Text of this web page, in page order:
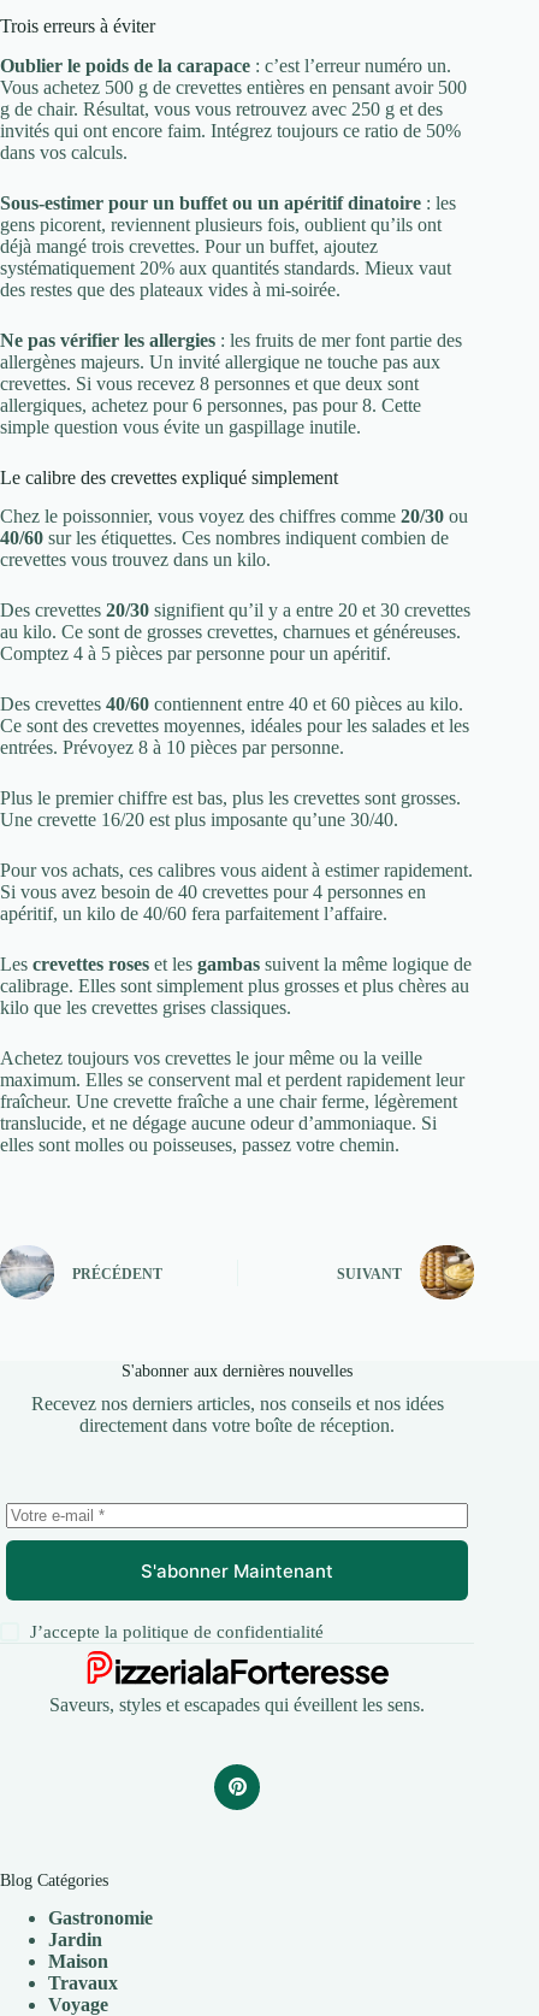
Trois erreurs à éviter
Oublier le poids de la carapace : c’est l’erreur numéro un.
Vous achetez 500 g de crevettes entières en pensant avoir 500
g de chair. Résultat, vous vous retrouvez avec 250 g et des
invités qui ont encore faim. Intégrez toujours ce ratio de 50%
dans vos calculs.
Sous-estimer pour un buffet ou un apéritif dinatoire : les
gens picorent, reviennent plusieurs fois, oublient qu’ils ont
déjà mangé trois crevettes. Pour un buffet, ajoutez
systématiquement 20% aux quantités standards. Mieux vaut
des restes que des plateaux vides à mi-soirée.
Ne pas vérifier les allergies : les fruits de mer font partie des
allergènes majeurs. Un invité allergique ne touche pas aux
crevettes. Si vous recevez 8 personnes et que deux sont
allergiques, achetez pour 6 personnes, pas pour 8. Cette
simple question vous évite un gaspillage inutile.
Le calibre des crevettes expliqué simplement
Chez le poissonnier, vous voyez des chiffres comme 20/30 ou
40/60 sur les étiquettes. Ces nombres indiquent combien de
crevettes vous trouvez dans un kilo.
Des crevettes 20/30 signifient qu’il y a entre 20 et 30 crevettes
au kilo. Ce sont de grosses crevettes, charnues et généreuses.
Comptez 4 à 5 pièces par personne pour un apéritif.
Des crevettes 40/60 contiennent entre 40 et 60 pièces au kilo.
Ce sont des crevettes moyennes, idéales pour les salades et les
entrées. Prévoyez 8 à 10 pièces par personne.
Plus le premier chiffre est bas, plus les crevettes sont grosses.
Une crevette 16/20 est plus imposante qu’une 30/40.
Pour vos achats, ces calibres vous aident à estimer rapidement.
Si vous avez besoin de 40 crevettes pour 4 personnes en
apéritif, un kilo de 40/60 fera parfaitement l’affaire.
Les crevettes roses et les gambas suivent la même logique de
calibrage. Elles sont simplement plus grosses et plus chères au
kilo que les crevettes grises classiques.
Achetez toujours vos crevettes le jour même ou la veille
maximum. Elles se conservent mal et perdent rapidement leur
fraîcheur. Une crevette fraîche a une chair ferme, légèrement
translucide, et ne dégage aucune odeur d’ammoniaque. Si
elles sont molles ou poisseuses, passez votre chemin.
PRÉCÉDENT SUIVANT
S'abonner aux dernières nouvelles
Recevez nos derniers articles, nos conseils et nos idées
directement dans votre boîte de réception.
S'abonner Maintenant
J’accepte lapolitique de confidentialité
Saveurs, styles et escapades qui éveillent les sens.
Blog Catégories
Gastronomie
Jardin
Maison
Travaux
Voyage